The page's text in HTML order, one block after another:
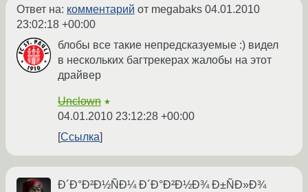
Ответ на: комментарий от megabaks 04.01.2010
23:02:18 +00:00
блобы все такие непредсказуемые :) видел
в нескольких багтрекерах жалобы на этот
драйвер
Unclown ★
04.01.2010 23:12:28 +00:00
Ссылка
Ð´Ð°Ð²Ð½ÑÐ¼ Ð´Ð°Ð²Ð½Ð¾ Ð±ÑÐ»Ð¾